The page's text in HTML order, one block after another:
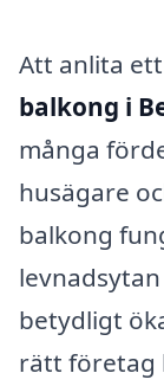
Att anlita
balkong i
många
husägare
balkong
betydligt
rätt företag